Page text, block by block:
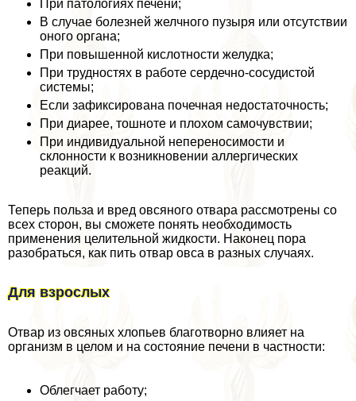
При патологиях печени;
В случае болезней желчного пузыря или отсутствии
оного органа;
При повышенной кислотности желудка;
При трудностях в работе сердечно-сосудистой
системы;
Если зафиксирована почечная недостаточность;
При диарее, тошноте и плохом самочувствии;
При индивидуальной непереносимости и
склонности к возникновении аллергических
реакций.
Теперь польза и вред овсяного отвара рассмотрены со
всех сторон, вы сможете понять необходимость
применения целительной жидкости. Наконец пора
разобраться, как пить отвар овса в разных случаях.
Для взрослых
Отвар из овсяных хлопьев благотворно влияет на
организм в целом и на состояние печени в частности:
Облегчает работу;